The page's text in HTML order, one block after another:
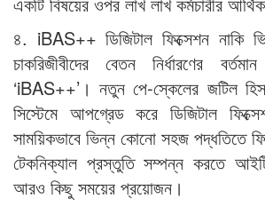
৪. iBAS++ ডিজিটাল ফিক্সেশন নাকি
চাকরিজীবীদের বেতন নির্ধারণের
‘iBAS++’। নতুন পে-স্কেলের জটিল
সিস্টেমে আপগ্রেড করে ডিজিটাল
সাময়িকভাবে ভিন্ন কোনো সহজ পদ্ধতিতে
টেকনিক্যাল প্রস্তুতি সম্পন্ন করতে
আরও কিছু সময়ের প্রয়োজন।